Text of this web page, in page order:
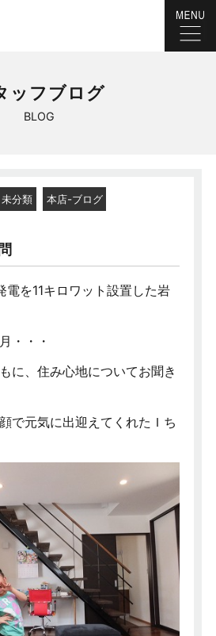
BLOG
ッフブログ
未分類 本店-ブログ
電を11キロワット設置した岩
・・・
に、住み心地についてお聞き
で元気に出迎えてくれたＩち